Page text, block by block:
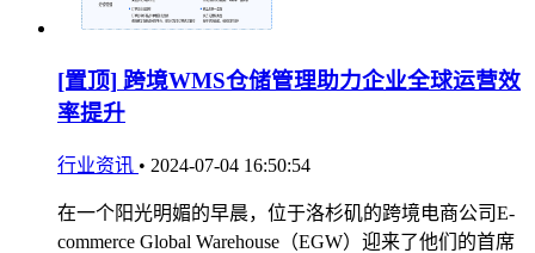
[置顶] 跨境WMS仓储管理助力企业全球运营效
率提升
行业资讯 • 2024-07-04 16:50:54
在一个阳光明媚的早晨，位于洛杉矶的跨境电商公司E-
commerce Global Warehouse（EGW）迎来了他们的首席